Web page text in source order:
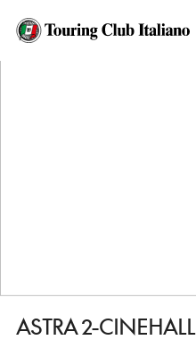
HOME
ASTRA 2-CINEHALL